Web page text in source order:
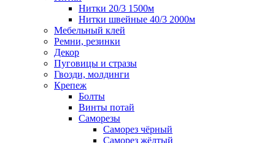
Нитки 20/3 1500м
Нитки швейные 40/3 2000м
Мебельный клей
Ремни, резинки
Декор
Пуговицы и стразы
Гвозди, молдинги
Крепеж
Болты
Винты потай
Саморезы
Саморез чёрный
Саморез жёлтый